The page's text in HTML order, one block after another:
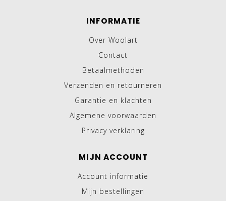
INFORMATIE
Over Woolart
Contact
Betaalmethoden
Verzenden en retourneren
Garantie en klachten
Algemene voorwaarden
Privacy verklaring
MIJN ACCOUNT
Account informatie
Mijn bestellingen